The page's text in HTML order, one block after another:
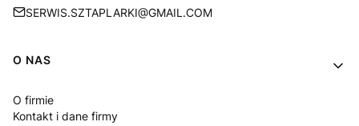
SERWIS.SZTAPLARKI@GMAIL.COM
Linki w stopce
O NAS
O firmie
Kontakt i dane firmy